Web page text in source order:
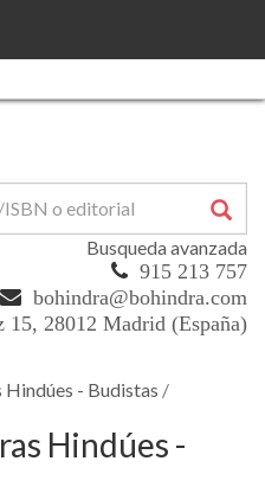
bohindra@bohindra.com
15, 28012 Madrid (España)
Hindúes - Budistas/
Hindúes -